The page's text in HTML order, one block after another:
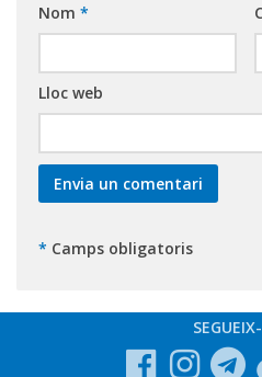
Nom *
Lloc web
* Camps obligatoris